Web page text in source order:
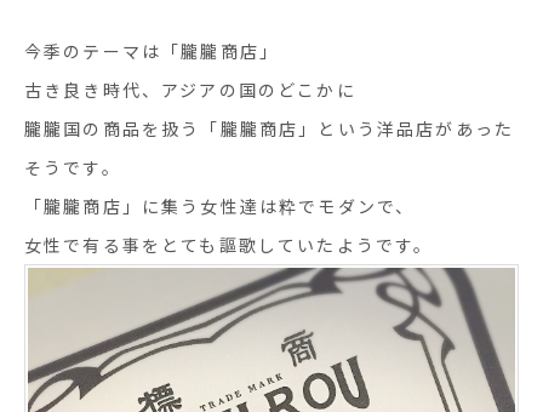
今季のテーマは「朧朧商店」
古き良き時代、アジアの国のどこかに
朧朧国の商品を扱う「朧朧商店」という洋品店があった
そうです。
「朧朧商店」に集う女性達は粋でモダンで、
女性で有る事をとても謳歌していたようです。